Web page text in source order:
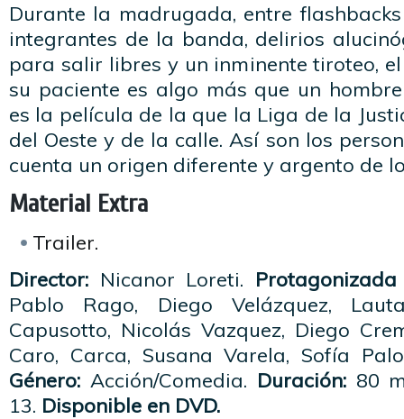
Durante la madrugada, entre
integrantes de la banda, delirios
para salir libres y un inminente tiroteo,
su paciente es algo más que un
es la película de la que la Liga de la
del Oeste y de la calle. Así son los
cuenta un origen diferente y argento de
Material Extra
Trailer.
Director: Nicanor Loreti.
Pablo Rago, Diego Velázquez,
Capusotto, Nicolás Vazquez, Diego
Caro, Carca, Susana Varela, Sofía
Género: Acción/Comedia. Duración:80
13. Disponible en DVD.